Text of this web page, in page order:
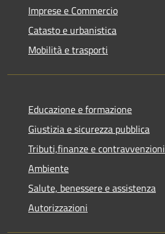
Imprese e Commercio
Catasto e urbanistica
Mobilità e trasporti
Educazione e formazione
Giustizia e sicurezza pubblica
Tributi,finanze e contravvenzioni
Ambiente
Salute, benessere e assistenza
Autorizzazioni